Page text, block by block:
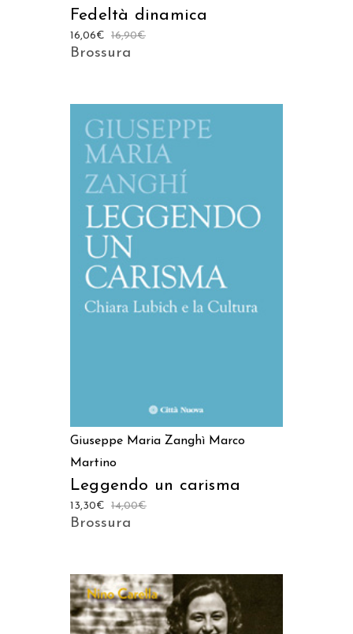
Fedeltà dinamica
16,90€
16,06€
Brossura
AGGIUNGI AL CARRELLO
Giuseppe Maria Zanghì Marco
Martino
Leggendo un carisma
14,00€
13,30€
Brossura